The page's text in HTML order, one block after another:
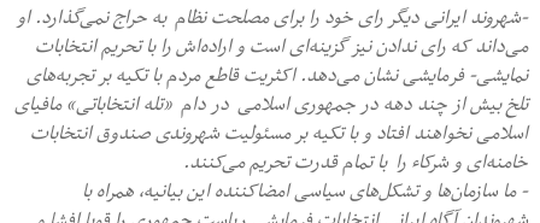
-شهروند ایرانی دیگر رای خود را برای مصلحت نظام به حراج نمی‌گذارد. او
می‌داند که رای‌ ندادن نیز گزینه‌ای است و اراده‌اش را با تحریم انتخابات
نمایشی- فرمایشی نشان می‌دهد. اکثریت قاطع مردم با تکیه بر تجربه‌های
تلخ بیش از چند دهه در جمهوری اسلامی در دام «تله انتخاباتی» مافیای
اسلامی نخواهند افتاد و با تکیه بر مسئولیت شهروندی صندوق انتخابات
خامنه‌ای و شرکاء را با تمام قدرت تحریم می‌کنند.
- ما سازمان‌ها و تشکل‌های سیاسی امضاکننده این بیانیه، همراه با